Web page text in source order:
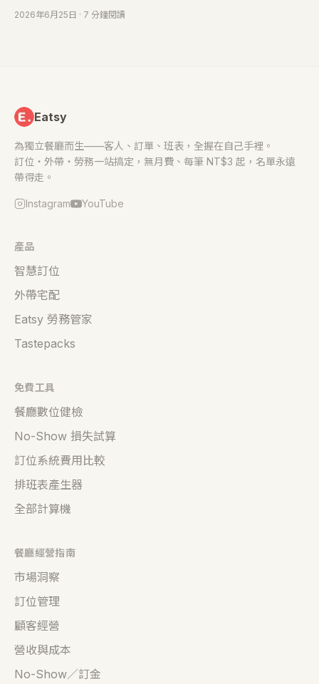
上用量計費（每筆 NT$3 起、無月費）的實際算法。
2026年6月25日 · 7 分鐘閱讀
Eatsy
為獨立餐廳而生——客人、訂單、班表，全握在自己手裡。
訂位・外帶・勞務一站搞定，無月費、每筆 NT$3 起，名單永遠
帶得走。
Instagram YouTube
產品
智慧訂位
外帶宅配
Eatsy 勞務管家
Tastepacks
免費工具
餐廳數位健檢
No-Show 損失試算
訂位系統費用比較
排班表產生器
全部計算機
餐廳經營指南
市場洞察
訂位管理
顧客經營
營收與成本
No-Show／訂金